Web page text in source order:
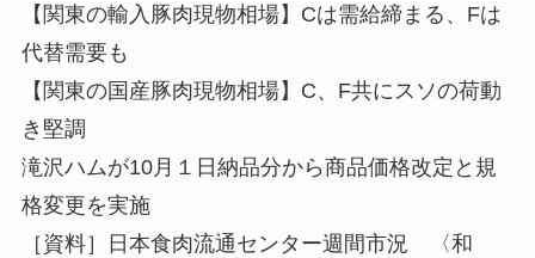
【関東の輸入豚肉現物相場】Cは需給締まる、Fは
代替需要も
【関東の国産豚肉現物相場】C、F共にスソの荷動
き堅調
滝沢ハムが10月１日納品分から商品価格改定と規
格変更を実施
［資料］日本食肉流通センター週間市況 〈和